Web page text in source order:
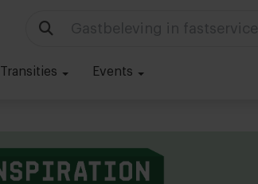
Technologie in foodservice
Transities Events